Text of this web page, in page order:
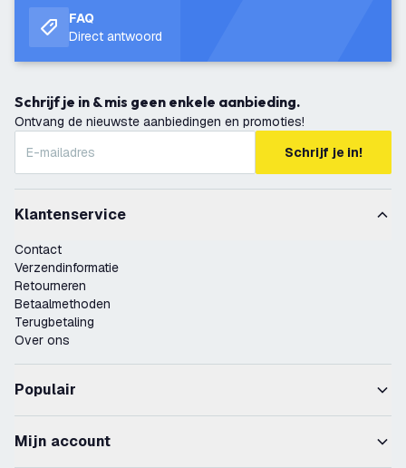
FAQ
Direct antwoord
Schrijf je in & mis geen enkele aanbieding.
Ontvang de nieuwste aanbiedingen en promoties!
Schrijf je in!
Klantenservice
Contact
Verzendinformatie
Retourneren
Betaalmethoden
Terugbetaling
Over ons
Populair
Mijn account